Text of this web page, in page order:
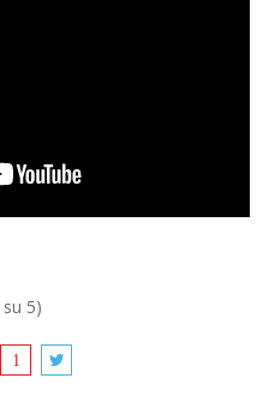
su 5)